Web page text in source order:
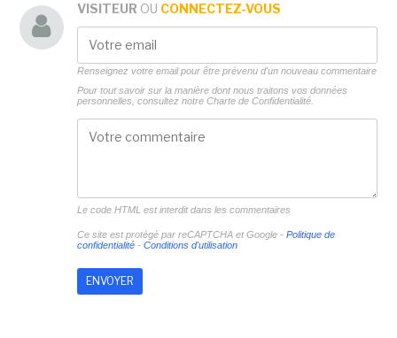
VISITEUR OU CONNECTEZ-VOUS
Renseignez votre email pour être prévenu d'un nouveau commentaire
Pour tout savoir sur la manière dont nous traitons vos données
personnelles, consultez notre Charte de Confidentialité.
Le code HTML est interdit dans les commentaires
Ce site est protégé par reCAPTCHA et Google - Politique de
confidentialité- Conditions d'utilisation